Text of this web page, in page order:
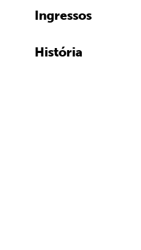
Ingressos
História